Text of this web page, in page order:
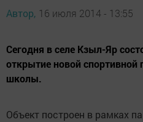
Автор, 16 июля 2014 - 13:55
Сегодня в селе Кзыл-Яр
открытие новой
школы.
Объект построен в рамках